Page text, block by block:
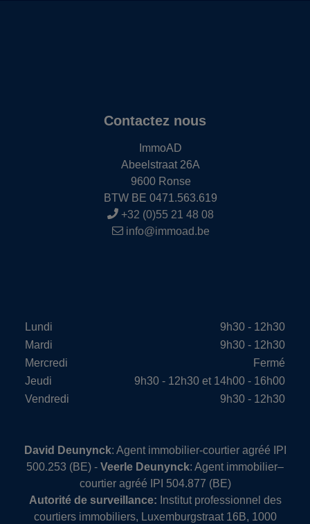
Contactez nous
ImmoAD
Abeelstraat 26A
9600 Ronse
BTW BE 0471.563.619
+32 (0)55 21 48 08
info@immoad.be
Lundi
9h30 - 12h30
Mardi
9h30 - 12h30
Mercredi
Fermé
Jeudi
9h30 - 12h30 et 14h00 - 16h00
Vendredi
9h30 - 12h30
David Deunynck: Agent immobilier-courtier agréé IPI
500.253 (BE) - Veerle Deunynck: Agent immobilier–
courtier agréé IPI 504.877 (BE)
Autorité de surveillance: Institut professionnel des
courtiers immobiliers, Luxemburgstraat 16B, 1000